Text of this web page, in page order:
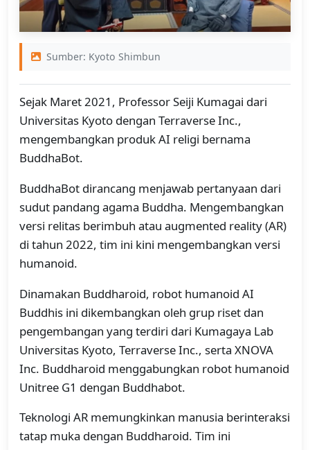
Sumber: Kyoto Shimbun
Sejak Maret 2021, Professor Seiji Kumagai dari
Universitas Kyoto dengan Terraverse Inc.,
mengembangkan produk AI religi bernama
BuddhaBot.
BuddhaBot dirancang menjawab pertanyaan dari
sudut pandang agama Buddha. Mengembangkan
versi relitas berimbuh atau augmented reality (AR)
di tahun 2022, tim ini kini mengembangkan versi
humanoid.
Dinamakan Buddharoid, robot humanoid AI
Buddhis ini dikembangkan oleh grup riset dan
pengembangan yang terdiri dari Kumagaya Lab
Universitas Kyoto, Terraverse Inc., serta XNOVA
Inc. Buddharoid menggabungkan robot humanoid
Unitree G1 dengan Buddhabot.
Teknologi AR memungkinkan manusia berinteraksi
tatap muka dengan Buddharoid. Tim ini